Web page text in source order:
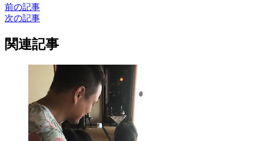
前の記事
次の記事
関連記事